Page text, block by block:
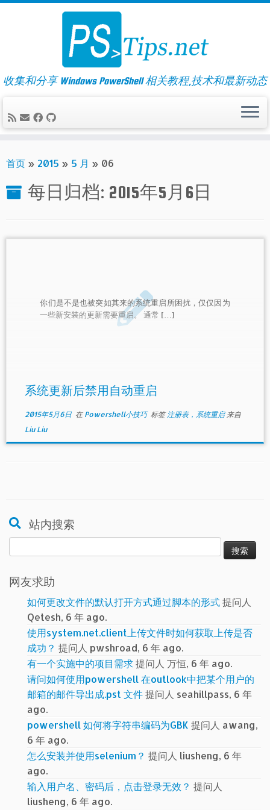
Skip
收集和分享 Windows PowerShell 相关教程,技术和最新动态
首页 » 2015 » 5 月 » 06
每日归档: 2015年5月6日
你们是不是也被突如其来的系统重启所困扰，仅仅因为
一些新安装的更新需要重启。 通常 […]
系统更新后禁用自动重启
2015年5月6日在 Powershell小技巧 标签注册表，系统重启 来自
Liu Liu
站内搜索
索：
网友求助
如何更改文件的默认打开方式通过脚本的形式提问人
Qetesh, 6 年 ago.
使用system.net.client上传文件时如何获取上传是否
成功？ 提问人 pwshroad, 6 年 ago.
有一个实施中的项目需求提问人 万恒, 6 年 ago.
请问如何使用powershell 在outlook中把某个用户的
邮箱的邮件导出成.pst 文件提问人 seahillpass, 6 年
ago.
powershell 如何将字符串编码为GBK 提问人 awang,
6 年 ago.
怎么安装并使用selenium？ 提问人 liusheng, 6 年
ago.
输入用户名、密码后，点击登录无效？ 提问人
liusheng, 6 年 ago.